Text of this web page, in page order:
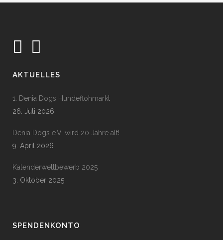
AKTUELLES
1. Denia Dogs Hundeflohmarkt
26. Juli 2026
Denia Dogs e.V. wird 20 Jahre alt!
9. April 2026
Kalenderwettbewerb 2025
3. Oktober 2025
SPENDENKONTO